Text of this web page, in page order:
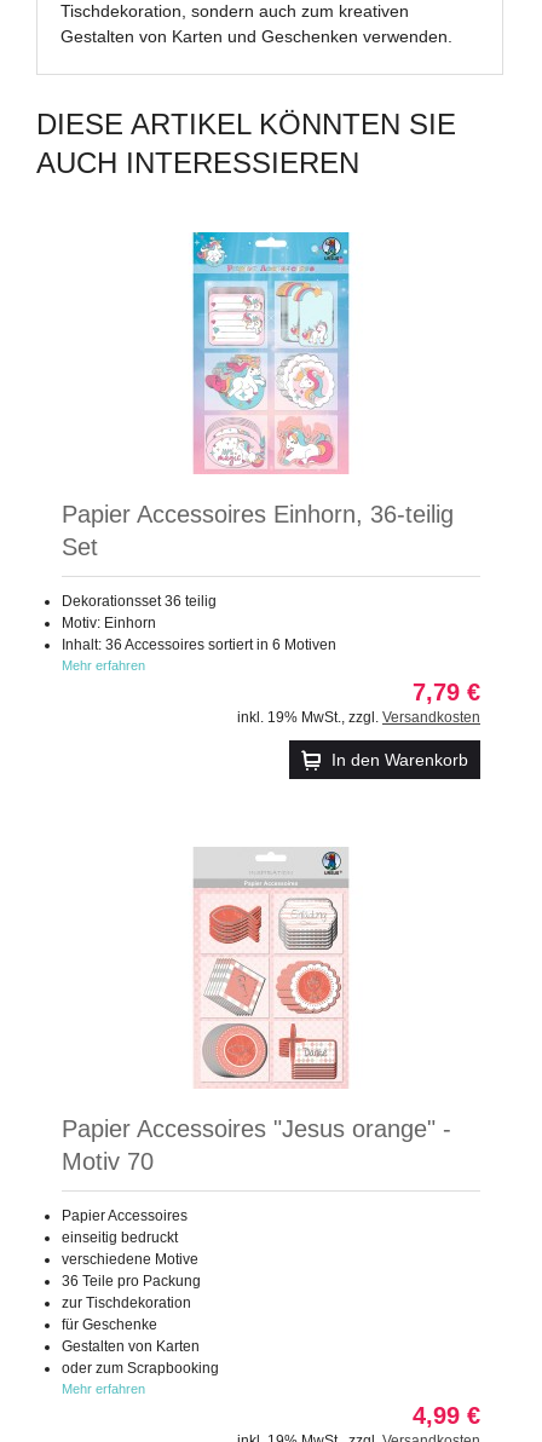
Tischdekoration, sondern auch zum kreativen
Gestalten von Karten und Geschenken verwenden.
DIESE ARTIKEL KÖNNTEN SIE
AUCH INTERESSIEREN
Papier Accessoires Einhorn, 36-teilig
Set
Dekorationsset 36 teilig
Motiv: Einhorn
Inhalt: 36 Accessoires sortiert in 6 Motiven
Mehr erfahren
7,79 €
inkl. 19% MwSt. zzgl. Versandkosten
In den Warenkorb
Papier Accessoires "Jesus orange" -
Motiv 70
Papier Accessoires
einseitig bedruckt
verschiedene Motive
36 Teile pro Packung
zur Tischdekoration
für Geschenke
Gestalten von Karten
oder zum Scrapbooking
Mehr erfahren
4,99 €